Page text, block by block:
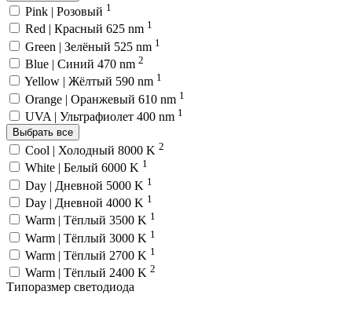
Pink | Розовый 1
Red | Красный 625 nm 1
Green | Зелёный 525 nm 1
Blue | Синий 470 nm 2
Yellow | Жёлтый 590 nm 1
Orange | Оранжевый 610 nm 1
UVA | Ультрафиолет 400 nm 1
Выбрать все
Cool | Холодный 8000 K 2
White | Белый 6000 K 1
Day | Дневной 5000 K 1
Day | Дневной 4000 K 1
Warm | Тёплый 3500 K 1
Warm | Тёплый 3000 K 1
Warm | Тёплый 2700 K 1
Warm | Тёплый 2400 K 2
Типоразмер светодиода